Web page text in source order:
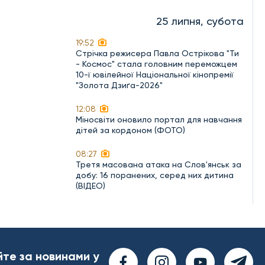
25 липня, субота
19:52
Стрічка режисера Павла Острікова "Ти
- Космос" стала головним переможцем
10-ї ювілейної Національної кінопремії
"Золота Дзиґа-2026"
12:08
Міносвіти оновило портал для навчання
дітей за кордоном (ФОТО)
08:27
Третя масована атака на Слов'янськ за
добу: 16 поранених, серед них дитина
(ВІДЕО)
за новинами у